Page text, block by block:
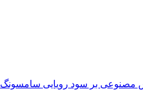
مصنوعی بر سود رویایی سامسونگ